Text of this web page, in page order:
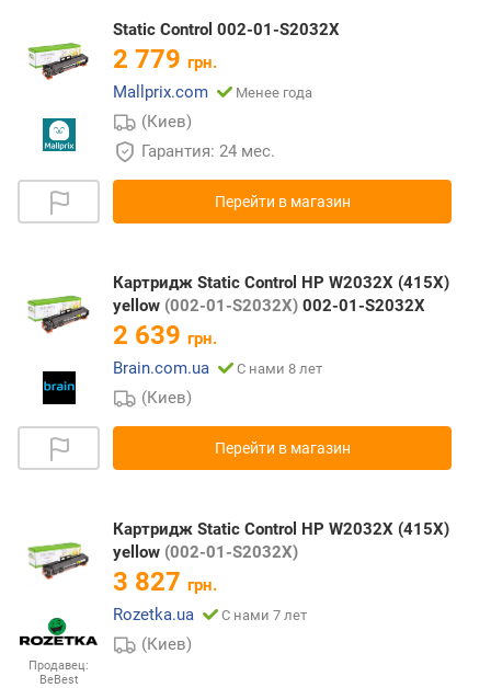
Static Control 002-01-S2032X
2 779 грн.
Mallprix.com
Менее года
(Киев)
Гарантия: 24 мес.
Перейти в магазин
Картридж Static Control HP W2032X (415X)
yellow (002-01-S2032X) 002-01-S2032X
2 639 грн.
Brain.com.ua
С нами 8 лет
(Киев)
Перейти в магазин
Продавец:
BeBest
Картридж Static Control HP W2032X (415X)
yellow (002-01-S2032X)
3 827 грн.
Rozetka.ua
С нами 7 лет
(Киев)